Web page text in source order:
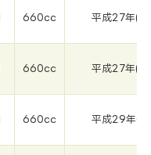
660cc 平成27年
660cc 平成27年
660cc 平成29年